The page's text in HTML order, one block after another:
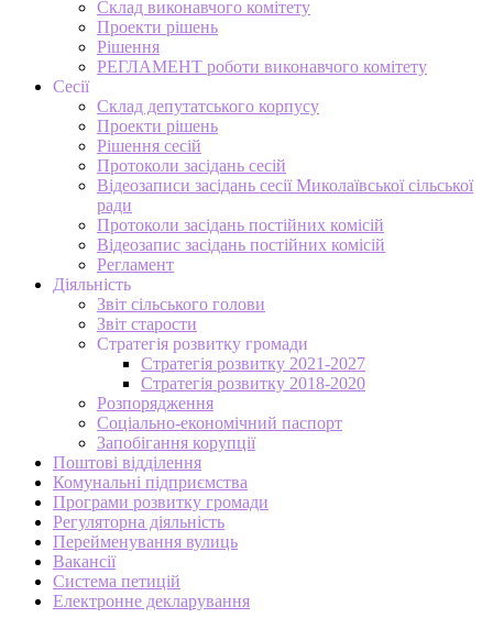
Склад виконавчого комітету
Проекти рішень
Рішення
РЕГЛАМЕНТ роботи виконавчого комітету
Сесії
Склад депутатського корпусу
Проекти рішень
Рішення сесій
Протоколи засідань сесій
Відеозаписи засідань сесії Миколаївської сільської
ради
Протоколи засідань постійних комісій
Відеозапис засідань постійних комісій
Регламент
Діяльність
Звіт сільського голови
Звіт старости
Стратегія розвитку громади
Стратегія розвитку 2021-2027
Стратегія розвитку 2018-2020
Розпорядження
Соціально-економічний паспорт
Запобігання корупції
Поштові відділення
Комунальні підприємства
Програми розвитку громади
Регуляторна діяльність
Перейменування вулиць
Вакансії
Система петицій
Електронне декларування